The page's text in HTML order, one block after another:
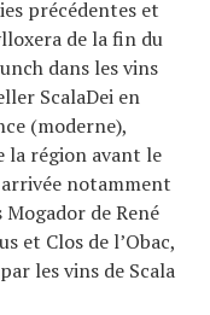
précédentes et
de la fin du
dans les vins
ScalaDei en
(moderne),
la région avant le
notamment
de René
et Clos de l’Obac,
les vins de Scala